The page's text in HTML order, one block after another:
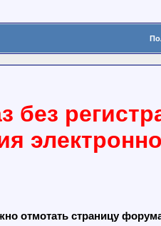
без
отмотать страницу